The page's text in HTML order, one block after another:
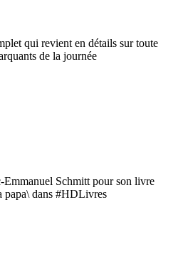
qui revient en détails sur toute
de la journée
Schmitt pour son livre
papa\ dans #HDLivres